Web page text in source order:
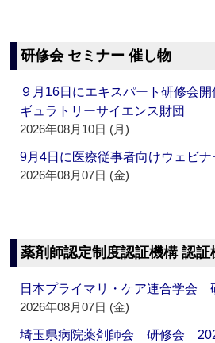
研修会 セミナー 催し物
９月16日にエキスパート研修会
ギュラトリーサイエンス財団
2026年08月10日 (月)
9月4日に医療従事者向けウェビ
2026年08月07日 (金)
薬剤師認定制度認証機構 認
日本プライマリ・ケア連合学会
2026年08月07日 (金)
埼玉県病院薬剤師会 研修会